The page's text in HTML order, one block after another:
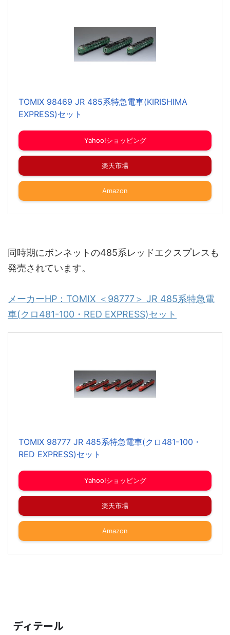
TOMIX 98469 JR 485系特急電車(KIRISHIMA
EXPRESS)セット
Yahoo!ショッピング
楽天市場
Amazon
同時期にボンネットの485系レッドエクスプレスも
発売されています。
メーカーHP：TOMIX ＜98777＞ JR 485系特急電
車(クロ481-100・RED EXPRESS)セット
TOMIX 98777 JR 485系特急電車(クロ481-100・
RED EXPRESS)セット
Yahoo!ショッピング
楽天市場
Amazon
ディテール